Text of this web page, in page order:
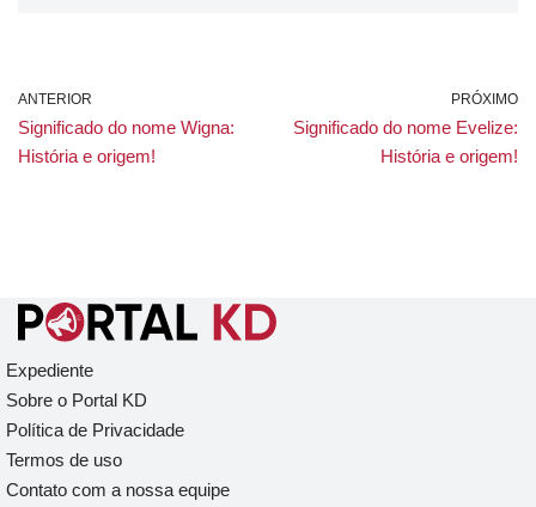
ANTERIOR
Significado do nome Wigna:
História e origem!
PRÓXIMO
Significado do nome Evelize:
História e origem!
Expediente
Sobre o Portal KD
Política de Privacidade
Termos de uso
Contato com a nossa equipe